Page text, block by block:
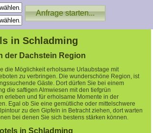
in Schladming
der Dachstein Region
die Möglichkeit erholsame Urlaubstage mit
zu verbringen. Die wunderschöne Region, ist
Gäste. Dort dürfen Sie bei einem
die saftigen Almwiesen mit den tiefgrün
erleben und für erholsame Momente in der
Egal ob Sie eine gemütliche oder mittelschwere
zu den Gipfeln in Betracht ziehen, dort warten
bei denen Sie sich bestens stärken können.
in Schladming